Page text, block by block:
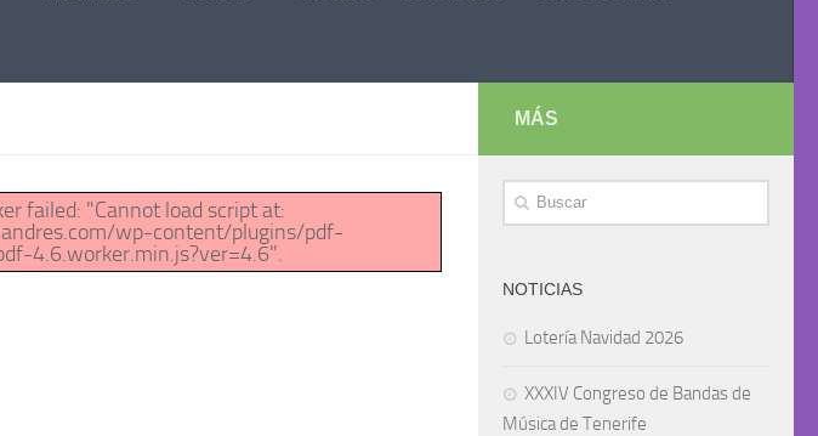
failed: "Cannot load script at:
wp-content/plugins/pdf-
4.6.worker.min.js?ver=4.6".
MÁS
NOTICIAS
Lotería Navidad 2026
XXXIV Congreso de Bandas de
Música de Tenerife